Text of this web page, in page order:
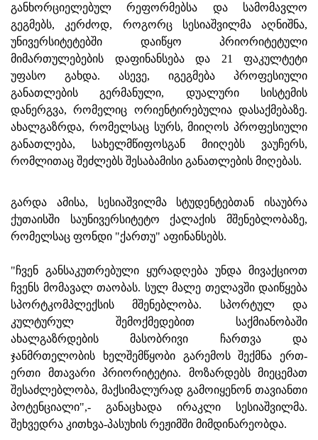
განხორციელებულ რეფორმებსა და სამომავლო
გეგმებს, კერძოდ, როგორც სესიაშვილმა აღნიშნა,
უნივერსიტეტებში დაიწყო პრიორიტეტული
მიმართულებების დაფინანსება და 21 ფაკულტეტი
უფასო გახდა. ასევე, იგეგმება პროფესიული
განათლების გერმანული, დუალური სისტემის
დანერგვა, რომელიც ორიენტირებულია დასაქმებაზე.
ახალგაზრდა, რომელსაც სურს, მიიღოს პროფესიული
განათლება, სახელმწიფოსგან მიიღებს ვაუჩერს,
რომლითაც შეძლებს შესაბამისი განათლების მიღებას.
გარდა ამისა, სესიაშვილმა სტუდენტებთან ისაუბრა
ქუთაისში საუნივერსიტეტო ქალაქის მშენებლობაზე,
რომელსაც ფონდი "ქართუ" აფინანსებს.
"ჩვენ განსაკუთრებული ყურადღება უნდა მივაქციოთ
ჩვენს მომავალ თაობას. სულ მალე თელავში დაიწყება
სპორტკომპლექსის მშენებლობა. სპორტულ და
კულტურულ შემოქმედებით საქმიანობაში
ახალგაზრდების მასობრივი ჩართვა და
ჯანმრთელობის ხელშემწყობი გარემოს შექმნა ერთ-
ერთი მთავარი პრიორიტეტია. მოზარდებს მიეცემათ
შესაძლებლობა, მაქსიმალურად გამოიყენონ თავიანთი
პოტენციალი",- განაცხადა ირაკლი სესიაშვილმა.
შეხვედრა კითხვა-პასუხის რეჟიმში მიმდინარეობდა.